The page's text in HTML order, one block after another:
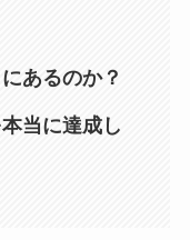
あるのか？
当に達成し